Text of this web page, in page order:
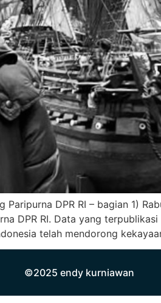
DPR RI – bagian 1)
DPR RI. Data yang
telah mendorong
©2025 endy kurniawan